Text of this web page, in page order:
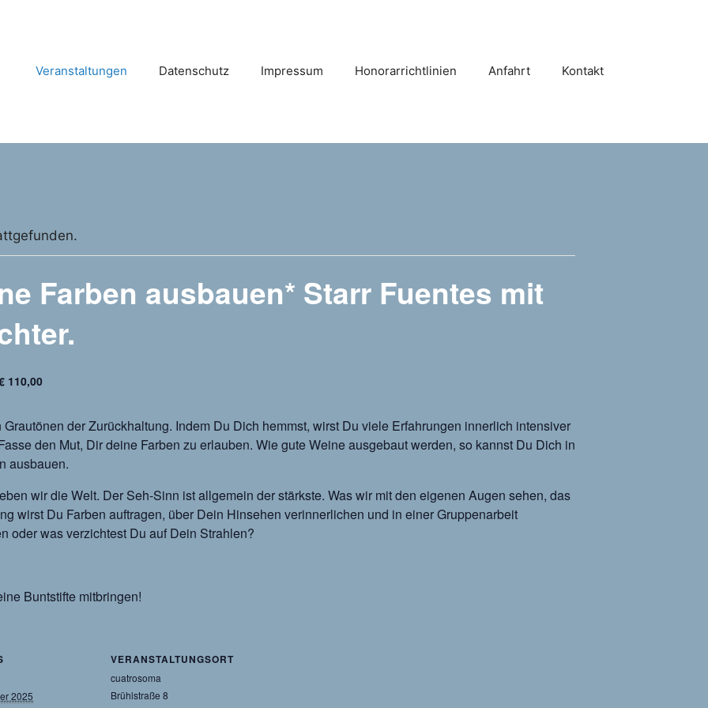
Veranstaltungen Datenschutz Impressum Honorarrichtlinien Anfahrt Kontakt
Farben ausbauen* Starr Fuentes mit
110,00
der Zurückhaltung. Indem Du Dich hemmst, wirst Du viele Erfahrungen innerlich intensiver
den Mut, Dir deine Farben zu erlauben. Wie gute Weine ausgebaut werden, so kannst Du Dich in
ausbauen.
wir die Welt. Der Seh-Sinn ist allgemein der stärkste. Was wir mit den eigenen Augen sehen, das
wirst Du Farben auftragen, über Dein Hinsehen verinnerlichen und in einer Gruppenarbeit
oder was verzichtest Du auf Dein Strahlen?
Buntstifte mitbringen!
2025
VERANSTALTUNGSORT
cuatrosoma
Brühlstraße 8